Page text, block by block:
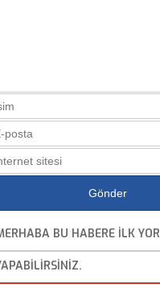
BU HABERE ILK